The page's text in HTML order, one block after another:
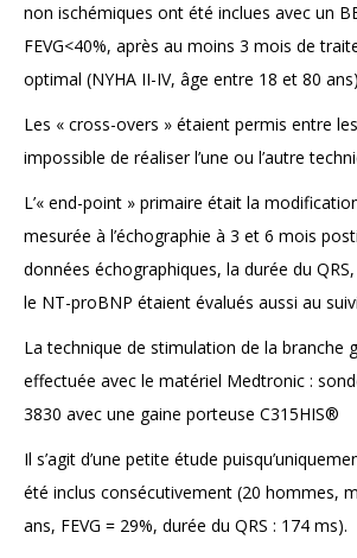
non ischémiques ont été inclues avec un
FEVG<40%, après au moins 3 mois de
optimal (NYHA II-IV, âge entre 18 et 80
Les « cross-overs » étaient permis entre
impossible de réaliser l’une ou l’autre
L’« end-point » primaire était la
mesurée à l’échographie à 3 et 6 mois
données échographiques, la durée du
le NT-proBNP étaient évalués aussi au
La technique de stimulation de la branche
effectuée avec le matériel Medtronic :
3830 avec une gaine porteuse C315HIS®
Il s’agit d’une petite étude
été inclus consécutivement (20 hommes,
ans, FEVG = 29%, durée du QRS : 174 ms).